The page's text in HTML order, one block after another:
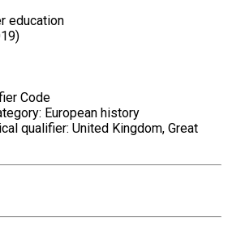
education
Code
European history
qualifier: United Kingdom, Great